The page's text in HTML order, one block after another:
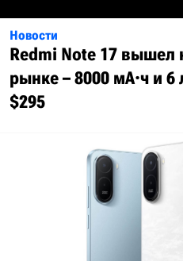
Новости
Redmi Note 17 вышел
рынке – 8000 мА·ч и
$295